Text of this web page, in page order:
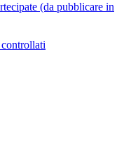
(da pubblicare in